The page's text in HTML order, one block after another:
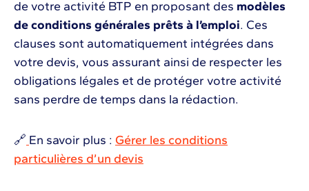
de votre activité BTP en proposant des modèles
de conditions générales prêts à l’emploi. Ces
clauses sont automatiquement intégrées dans
votre devis, vous assurant ainsi de respecter les
obligations légales et de protéger votre activité
sans perdre de temps dans la rédaction.
🔗 En savoir plus : Gérer les conditions
particulières d’un devis